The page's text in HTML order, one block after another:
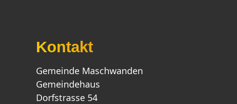
Kontakt
Gemeinde Maschwanden
Gemeindehaus
Dorfstrasse 54